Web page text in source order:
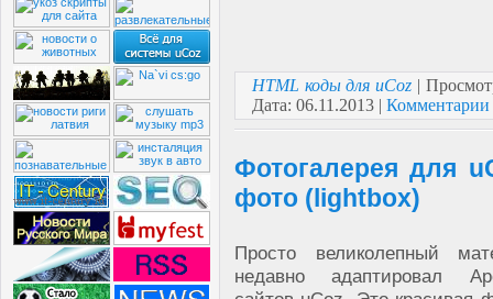
HTML коды для uCoz |
Дата: 06.11.2013 | Комментарии
Фотогалерея для
фото (lightbox)
Просто великолепный
недавно адаптировал